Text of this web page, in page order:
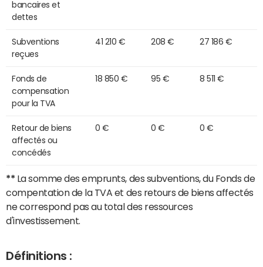
bancaires et
dettes
Subventions
reçues
41 210 € 208 € 27 186 €
Fonds de
compensation
pour la TVA
18 850 € 95 € 8 511 €
Retour de biens
affectés ou
concédés
0 € 0 € 0 €
** La somme des emprunts, des subventions, du Fonds de
compentation de la TVA et des retours de biens affectés
ne correspond pas au total des ressources
d'investissement.
Définitions :